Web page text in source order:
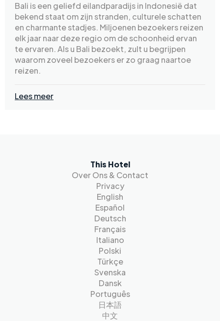
Bali is een geliefd eilandparadijs in Indonesië dat
bekend staat om zijn stranden, culturele schatten
en charmante stadjes. Miljoenen bezoekers reizen
elk jaar naar deze regio om de schoonheid ervan
te ervaren. Als u Bali bezoekt, zult u begrijpen
waarom zoveel bezoekers er zo graag naartoe
reizen.
Lees meer
This Hotel
Over Ons & Contact
Privacy
English
Español
Deutsch
Français
Italiano
Polski
Türkçe
Svenska
Dansk
Português
日本語
中文